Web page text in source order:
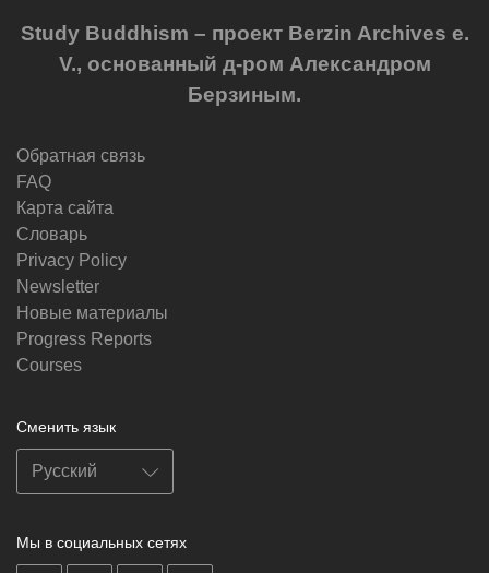
Study Buddhism – проект Berzin Archives e.
V., основанный д-ром Александром
Берзиным.
Обратная связь
FAQ
Карта сайта
Словарь
Privacy Policy
Newsletter
Новые материалы
Progress Reports
Courses
Сменить язык
Мы в социальных сетях